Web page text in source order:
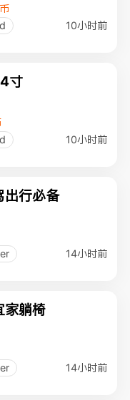
10小时前
寸
10小时前
出行必备
14小时前
家躺椅
14小时前